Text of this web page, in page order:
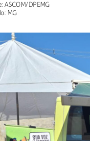
ASCOM/DPEMG
MG